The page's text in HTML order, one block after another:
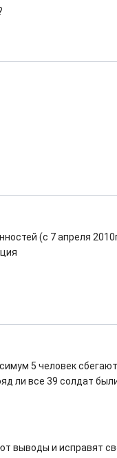
(с 7 апреля
5 человек
ли все 39 солдат
выводы и исправят